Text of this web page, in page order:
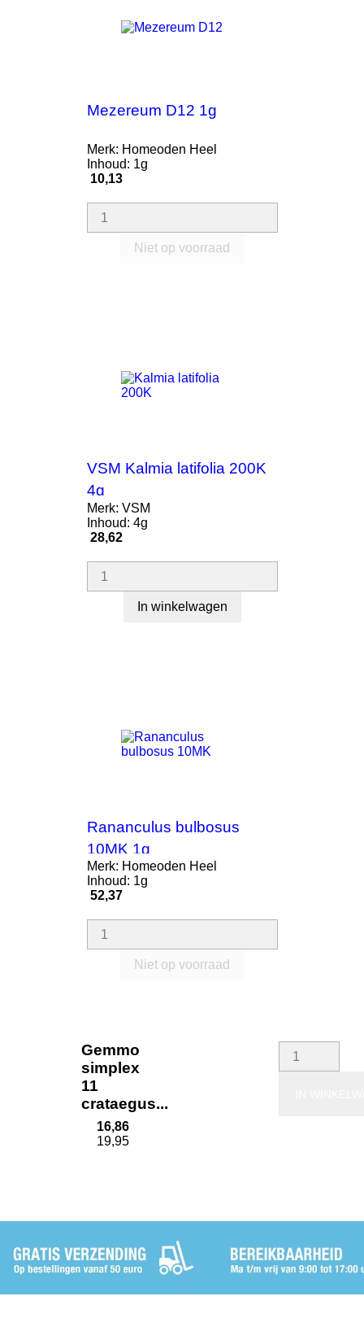
Mezereum D12 1g
Merk: Homeoden Heel
Inhoud: 1g
Prijs
10,13
Niet op voorraad
VSM Kalmia latifolia 200K
4g
Merk: VSM
Inhoud: 4g
Prijs
28,62
In winkelwagen
Rananculus bulbosus
10MK 1g
Merk: Homeoden Heel
Inhoud: 1g
Prijs
52,37
Niet op voorraad
Gemmo
simplex
11
crataegus...
16,86
19,95